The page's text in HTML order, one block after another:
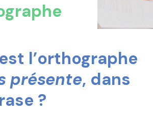
l’orthographe
présente, dans
?